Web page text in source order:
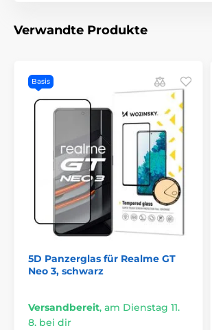
Verwandte Produkte
Basis
5D Panzerglas für Realme GT
Neo 3, schwarz
Versandbereit, am Dienstag 11.
8. bei dir